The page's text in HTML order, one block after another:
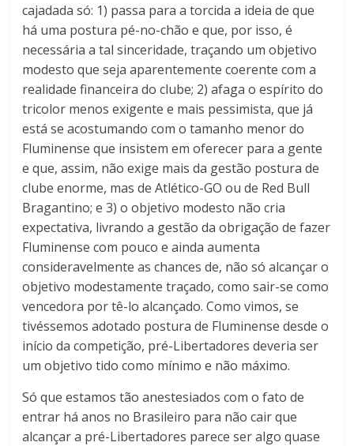
cajadada só: 1) passa para a torcida a ideia de que
há uma postura pé-no-chão e que, por isso, é
necessária a tal sinceridade, traçando um objetivo
modesto que seja aparentemente coerente com a
realidade financeira do clube; 2) afaga o espírito do
tricolor menos exigente e mais pessimista, que já
está se acostumando com o tamanho menor do
Fluminense que insistem em oferecer para a gente
e que, assim, não exige mais da gestão postura de
clube enorme, mas de Atlético-GO ou de Red Bull
Bragantino; e 3) o objetivo modesto não cria
expectativa, livrando a gestão da obrigação de fazer
Fluminense com pouco e ainda aumenta
consideravelmente as chances de, não só alcançar o
objetivo modestamente traçado, como sair-se como
vencedora por tê-lo alcançado. Como vimos, se
tivéssemos adotado postura de Fluminense desde o
início da competição, pré-Libertadores deveria ser
um objetivo tido como mínimo e não máximo.
Só que estamos tão anestesiados com o fato de
entrar há anos no Brasileiro para não cair que
alcançar a pré-Libertadores parece ser algo quase